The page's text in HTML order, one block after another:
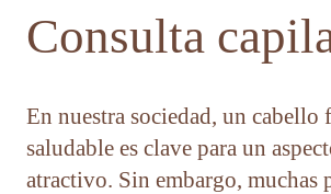
Consulta
En nuestra sociedad, un cabello
saludable es clave para un
atractivo. Sin embargo, muchas